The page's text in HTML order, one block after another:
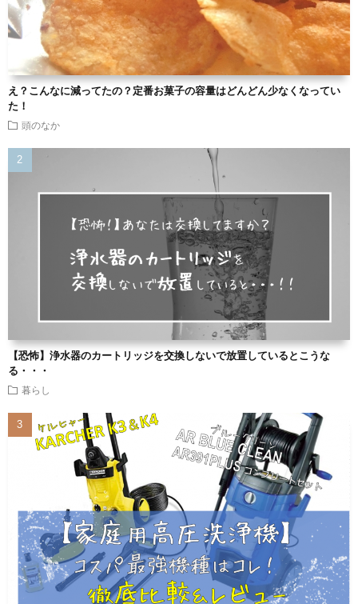
え？こんなに減ってたの？定番お菓子の容量はどんどん少なくなってい
た！
頭のなか
【恐怖】浄水器のカートリッジを交換しないで放置しているとこうな
る・・・
暮らし